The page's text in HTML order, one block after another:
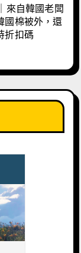
來自韓國老闆
國棉被外，還
折扣碼